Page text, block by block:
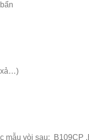
xả…)
mẫu vòi sau: B109CP